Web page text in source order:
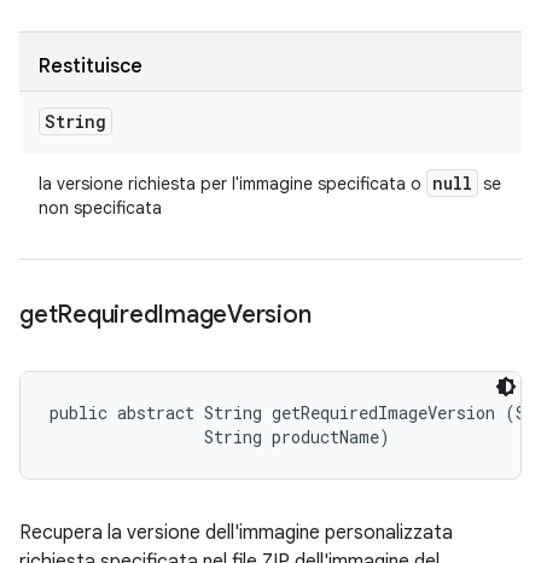
Restituisce
String
la versione richiesta per l'immagine specificata o null se
non specificata
getRequiredImageVersion
public abstract String getRequiredImageVersion
                String productName)
Recupera la versione dell'immagine personalizzata